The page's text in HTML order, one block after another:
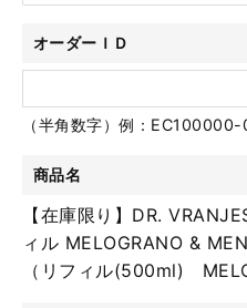
オーダーＩＤ
（半角数字）例：
商品名
【在庫限り】DR.
ィル MELOGRANO &
（リフィル(500ml)